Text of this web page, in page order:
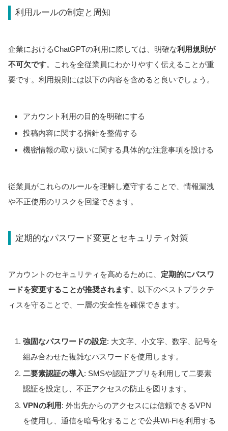
利用ルールの制定と周知
企業におけるChatGPTの利用に際しては、明確な利用規則が
不可欠です。これを全従業員にわかりやすく伝えることが重
要です。利用規則には以下の内容を含めると良いでしょう。
アカウント利用の目的を明確にする
投稿内容に関する指針を整備する
機密情報の取り扱いに関する具体的な注意事項を設ける
従業員がこれらのルールを理解し遵守することで、情報漏洩
や不正使用のリスクを回避できます。
定期的なパスワード変更とセキュリティ対策
アカウントのセキュリティを高めるために、 定期的にパスワ
ードを変更することが推奨されます。以下のベストプラクテ
ィスを守ることで、一層の安全性を確保できます。
強固なパスワードの設定: 大文字、小文字、数字、記号を
組み合わせた複雑なパスワードを使用します。
二要素認証の導入: SMSや認証アプリを利用して二要素
認証を設定し、不正アクセスの防止を図ります。
VPNの利用: 外出先からのアクセスには信頼できるVPN
を使用し、通信を暗号化することで公共Wi-Fiを利用する